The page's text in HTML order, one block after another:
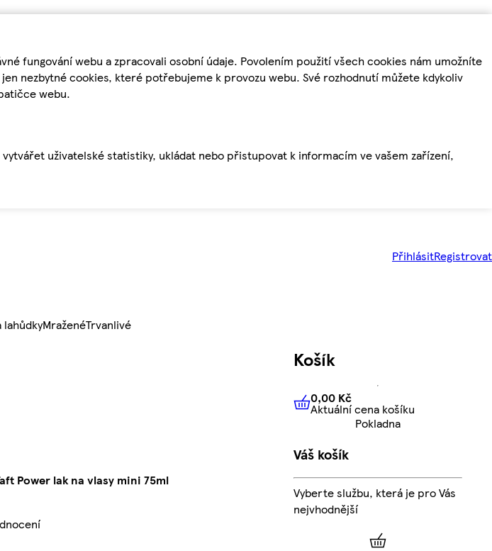
fungování webu a zpracovali osobní údaje. Povolením použití všech cookies nám umožníte
nezbytné cookies, které potřebujeme k provozu webu. Své rozhodnutí můžete kdykoliv
webu.
uživatelské statistiky, ukládat nebo přistupovat k informacím ve vašem zařízení,
PřihlásitRegistrovat
lahůdkyMraženéTrvanlivé
Power lak na vlasy mini 75ml
Košík
0,00 KčAktuální cena košíku
0,00 Kč
Aktuální cena košíku
Pokladna
Váš košík
Vyberte službu, která je pro Vás
nejvhodnější